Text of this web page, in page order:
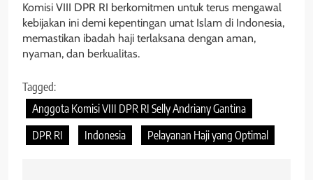
Komisi VIII DPR RI berkomitmen untuk terus mengawal
kebijakan ini demi kepentingan umat Islam di Indonesia,
memastikan ibadah haji terlaksana dengan aman,
nyaman, dan berkualitas.
Tagged:
Anggota Komisi VIII DPR RI Selly Andriany Gantina
DPR RI
Indonesia Pelayanan Haji yang Optimal